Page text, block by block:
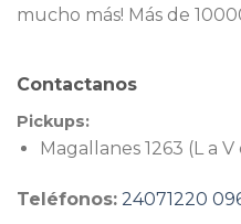
mucho más! Más de
Contactanos
Pickups:
Magallanes 1263 (L a V
Teléfonos: 24071220